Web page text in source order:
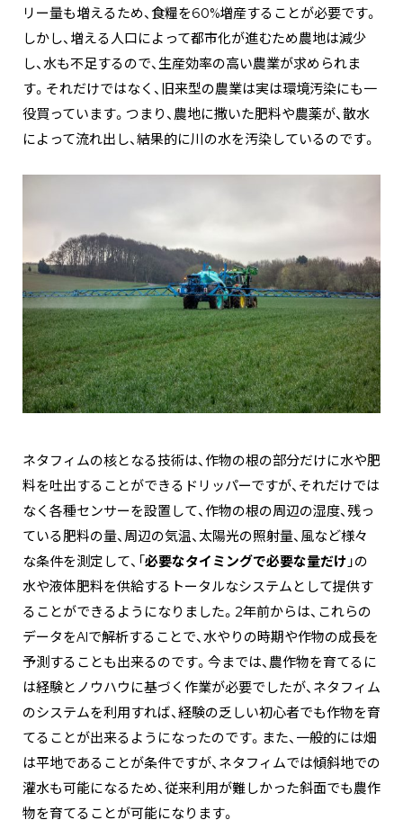
リー量も増えるため、食糧を60%増産することが必要です。
しかし、増える人口によって都市化が進むため農地は減少
し、水も不足するので、生産効率の高い農業が求められま
す。それだけではなく、旧来型の農業は実は環境汚染にも一
役買っています。つまり、農地に撒いた肥料や農薬が、散水
によって流れ出し、結果的に川の水を汚染しているのです。
ネタフィムの核となる技術は、作物の根の部分だけに水や肥
料を吐出することができるドリッパーですが、それだけでは
なく各種センサーを設置して、作物の根の周辺の湿度、残っ
ている肥料の量、周辺の気温、太陽光の照射量、風など様々
な条件を測定して、「必要なタイミングで必要な量だけ 」の
水や液体肥料を供給するトータルなシステムとして提供す
ることができるようになりました。2年前からは、これらの
データをAIで解析することで、水やりの時期や作物の成長を
予測することも出来るのです。今までは、農作物を育てるに
は経験とノウハウに基づく作業が必要でしたが、ネタフィム
のシステムを利用すれば、経験の乏しい初心者でも作物を育
てることが出来るようになったのです。また、一般的には畑
は平地であることが条件ですが、ネタフィムでは傾斜地での
灌水も可能になるため、従来利用が難しかった斜面でも農作
物を育てることが可能になります。